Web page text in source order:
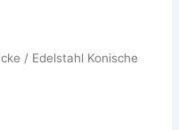
/ Edelstahl Konische